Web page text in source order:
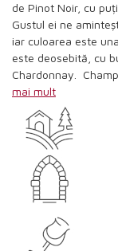
de Pinot Noir, cu
Gustul ei ne
iar culoarea este
este deosebită, cu
Chardonnay.
mai mult